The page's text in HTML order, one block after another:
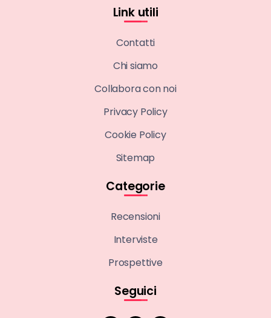
Link utili
Contatti
Chi siamo
Collabora con noi
Privacy Policy
Cookie Policy
Sitemap
Categorie
Recensioni
Interviste
Prospettive
Seguici